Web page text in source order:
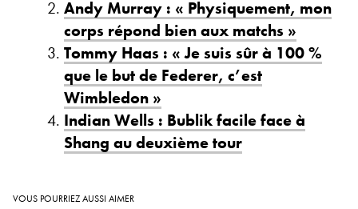
Andy Murray : « Physiquement, mon
corps répond bien aux matchs »
Tommy Haas : « Je suis sûr à 100 %
que le but de Federer, c’est
Wimbledon »
Indian Wells : Bublik facile face à
Shang au deuxième tour
VOUS POURRIEZ AUSSI AIMER